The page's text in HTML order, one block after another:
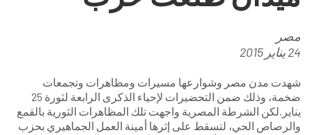
مصر
24 يناير 2015
شهدت مدن مصر وشوارعها مسيرات ومظاهرات وتجمعات
ضخمة، وذلك ضمن التحضيرات لإحياء الذكرى الرابعة لثورة 25
يناير.لكن الشرطة المصرية واجهت تلك المظاهرات الثورية بالقمع
والرصاص الحي، لتسقط على إثرها أمينة العمل الجماهيري بحزب